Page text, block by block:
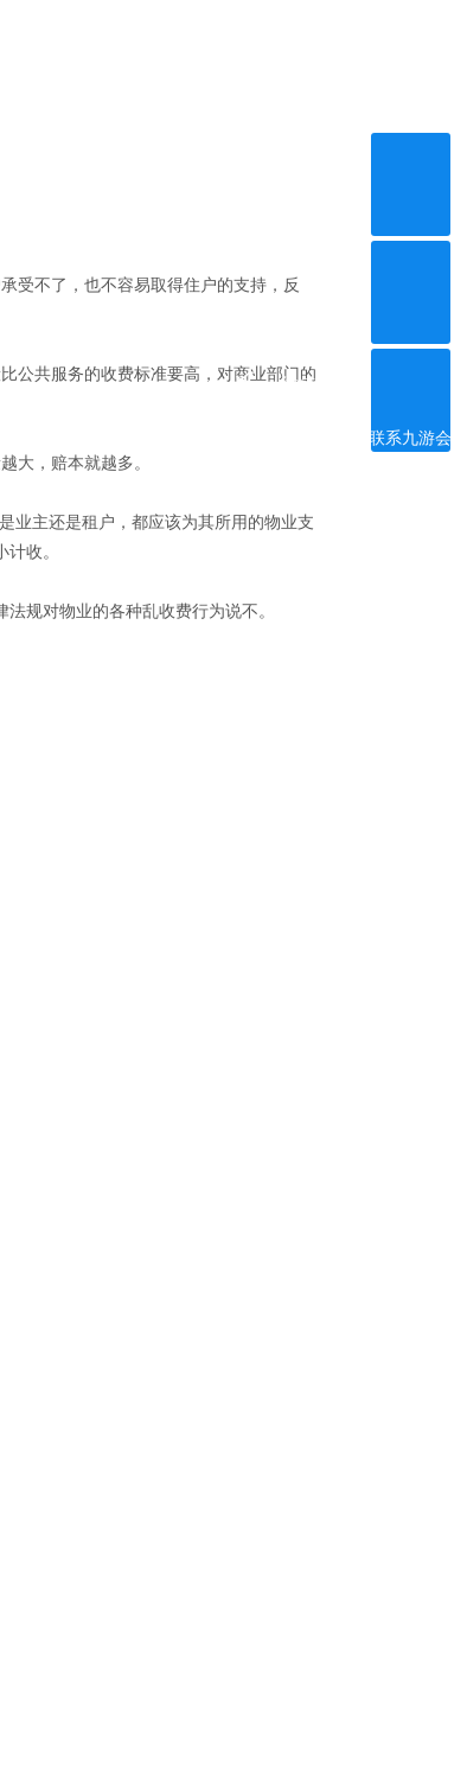
不了，也不容易取得住户的支持，反
共服务的收费标准要高，对商业部门的
大，赔本就越多。
主还是租户，都应该为其所用的物业支
收。
规对物业的各种乱收费行为说不。
联系九游会
ꀥ 微信二维码